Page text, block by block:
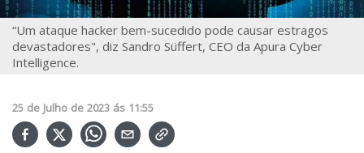
“Um ataque hacker bem-sucedido pode causar estragos
devastadores", diz Sandro Süffert, CEO da Apura Cyber
Intelligence.
25 de Julho de 2023 ás 11:55